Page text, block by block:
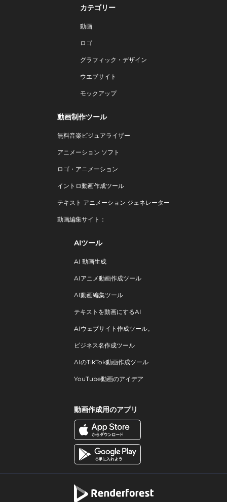
カテゴリー
動画
ロゴ
グラフィック・デザイン
ウエブサイト
モックアップ
動画制作ツール
無料音楽ビジュアライザー
アニメーション ソフト
ロゴ・アニメーション
イントロ動画作成ツール
テキスト アニメーション ジェネレーター
動画編集サイト：
AIツール
AI 動画生成
AIアニメ動画作成ツール
AI動画編集ツール
テキストを動画にするAI
AIウェブサイト作成ツール。
ビジネス名作成ツール
AIのTikTok動画作成ツール
YouTube動画のアイデア
動画作成用のアプリ